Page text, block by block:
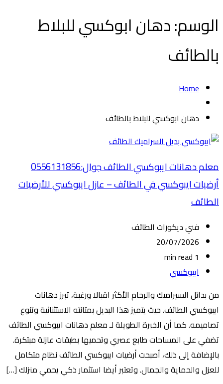
الوسم:دهان ابوكسي للبلاط
بالطائف
Home
دهان ابوكسي للبلاط بالطائف
معلم دهانات ايبوكسي الطائف جوال:0556131856
أرضيات ايبوكسي في الطائف – عازل ايبوكسي للأرضيات
الطائف
فني ديكورات الطائف
20/07/2026
1 min read
ايبوكسي
من بدائل السيراميك والرخام الأكثر اقبالا ورغبة، تبرز دهانات
ايبوكسي الطائف. حيث يتميز هذا البديل بمتانته الاستثنائية وتنوع
تصاميمه. كما أن الخبرة الطويلة لـ معلم دهانات ايبوكسي الطائف
تضفي على المساحات طابع عصري وتحميها بطبقات عازلة مبتكرة.
بالإضافة إلى ذلك، أصبحت أرضيات ايبوكسي الطائف نظام متكامل
للعزل والحماية والجمال. وتعتبر أيضا استثمار ذكي يحمي منزلك […]